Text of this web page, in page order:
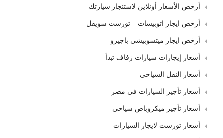
أرخص الأسعار أونلاين لاستئجار سيارتك
أرخص ايجار اتوبيسات – تورست سويفل
أرخص ايجار ميتسوبيشى باجيرو
أسعار إيجارات سيارات زفاف تبدأ
أسعار النقل السياحى
أسعار تأجير السيارات في مصر
أسعار تأجير ميكروباص سياحي
أسعار تورست لايجار السيارات